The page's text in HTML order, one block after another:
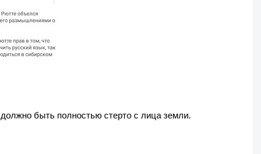
быть полностью стерто с лица земли.